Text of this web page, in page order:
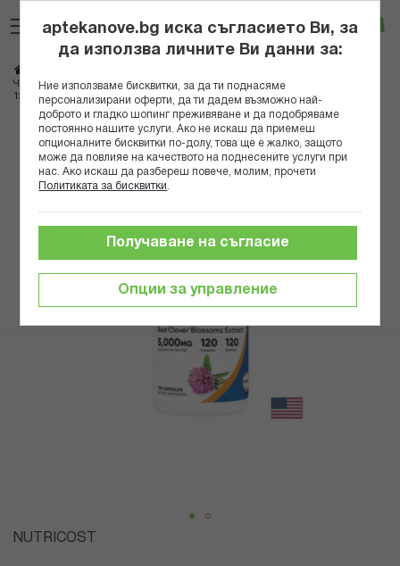
към
съдържанието
Вход
Червена детелина (цвят) – При менопауза и хормонален дисбаланс, 200 mg,
120 капсули
Преминете
края
галерията
изображенията
Преминете
NUTRICOST
aptekanove.bg иска съгласието Ви, за
да използва личните Ви данни за:
Ние използваме бисквитки, за да ти поднасяме
персонализирани оферти, да ти дадем възможно най-
доброто и гладко шопинг преживяване и да подобряваме
постоянно нашите услуги. Ако не искаш да приемеш
опционалните бисквитки по-долу, това ще е жалко, защото
може да повлияе на качеството на поднесените услуги при
нас. Ако искаш да разбереш повече, молим, прочети
Политиката за бисквитки
Опции за управление
Получаване на съгласие